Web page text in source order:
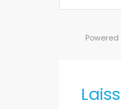
Powered